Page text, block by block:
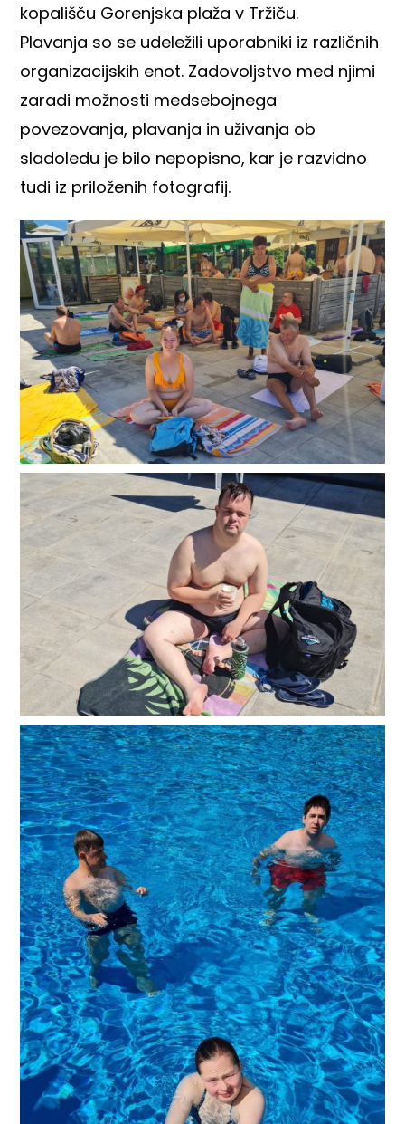
kopališču Gorenjska plaža v Tržiču.
Plavanja so se udeležili uporabniki iz različnih
organizacijskih enot. Zadovoljstvo med njimi
zaradi možnosti medsebojnega
povezovanja, plavanja in uživanja ob
sladoledu je bilo nepopisno, kar je razvidno
tudi iz priloženih fotografij.